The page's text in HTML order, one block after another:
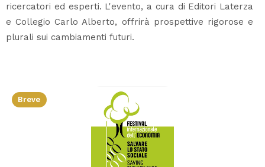
ricercatori ed esperti. L'evento, a cura di Editori Laterza
e Collegio Carlo Alberto, offrirà prospettive rigorose e
plurali sui cambiamenti futuri.
Breve